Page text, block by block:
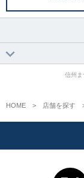
信州ま
HOME 店舗を探す